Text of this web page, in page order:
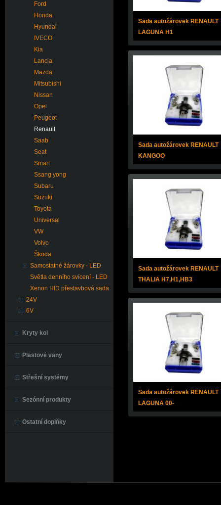
Ford
Honda
Hyundai
IVECO
Kia
Lancia
Mazda
Mitsubishi
Nissan
Opel
Peugeot
Renault
Saab
Seat
Smart
Ssang yong
Subaru
Suzuki
Toyota
Universal
VW
Volvo
Škoda
Samostatné žárovky - LED
Světla denního svícení - LED
Xenon HID přestavbová sada
24V
6V
Kryty kol
Plastové vany
Střešní systémy
Sezónní produkty
Ostatní doplňky
Sada autožárovek RENAULT
LAGUNA H1
Sada autožárovek RENAULT
KANGOO
Sada autožárovek RENAULT
THALIA H7,H1,HB3
Sada autožárovek RENAULT
LAGUNA 00-